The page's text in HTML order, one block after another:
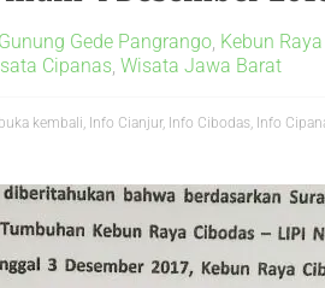
Gunung Gede Pangrango, Kebun
Cipanas, Wisata Jawa Barat
kembali, Info Cianjur, Info Cibodas, Info